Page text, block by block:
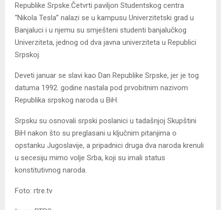
Republike Srpske.Četvrti paviljon Studentskog centra
“Nikola Tesla” nalazi se u kampusu Univerzitetski grad u
Banjaluci i u njemu su smješteni studenti banjalučkog
Univerziteta, jednog od dva javna univerziteta u Republici
Srpskoj.
Deveti januar se slavi kao Dan Republike Srpske, jer je tog
datuma 1992. godine nastala pod prvobitnim nazivom
Republika srpskog naroda u BiH.
Srpsku su osnovali srpski poslanici u tadašnjoj Skupštini
BiH nakon što su preglasani u ključnim pitanjima o
opstanku Јugoslavije, a pripadnici druga dva naroda krenuli
u secesiju mimo volje Srba, koji su imali status
konstitutivnog naroda.
Foto: rtre.tv